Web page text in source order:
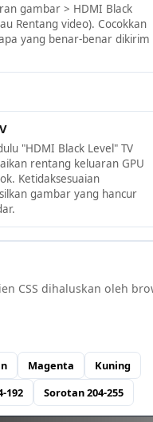
gambar > HDMI Black
Rentang video). Cocokkan
yang benar-benar dikirim
"HDMI Black Level" TV
rentang keluaran GPU
Ketidaksesuaian
gambar yang hancur
CSS dihaluskan oleh
Magenta Kuning
192 Sorotan 204-255